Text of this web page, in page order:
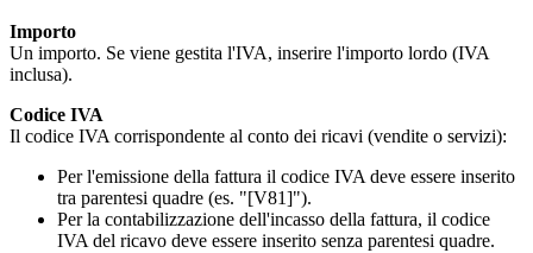
Importo
Un importo. Se viene gestita l'IVA, inserire l'importo lordo (IVA
inclusa).
Codice IVA
Il codice IVA corrispondente al conto dei ricavi (vendite o servizi):
Per l'emissione della fattura il codice IVA deve essere inserito
tra parentesi quadre (es. "[V81]").
Per la contabilizzazione dell'incasso della fattura, il codice
IVA del ricavo deve essere inserito senza parentesi quadre.